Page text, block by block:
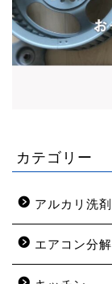
カテゴリー
アルカリ洗剤
エアコン分解